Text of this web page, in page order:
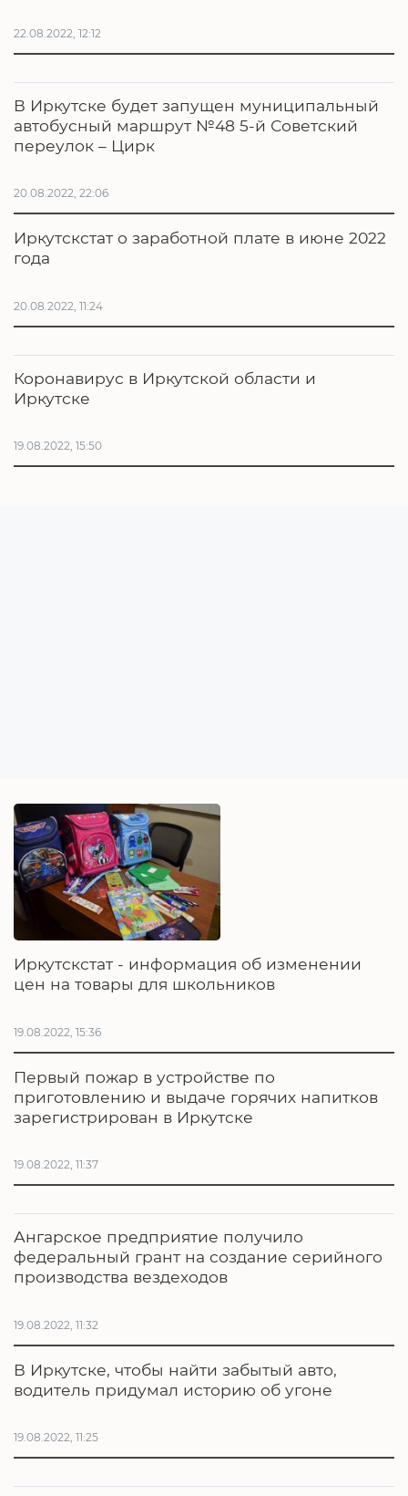
22.08.2022, 12:12
В Иркутске будет запущен муниципальный
автобусный маршрут №48 5-й Советский
переулок – Цирк
20.08.2022, 22:06
Иркутскстат о заработной плате в июне 2022
года
20.08.2022, 11:24
Коронавирус в Иркутской области и
Иркутске
19.08.2022, 15:50
Иркутскстат - информация об изменении
цен на товары для школьников
19.08.2022, 15:36
Первый пожар в устройстве по
приготовлению и выдаче горячих напитков
зарегистрирован в Иркутске
19.08.2022, 11:37
Ангарское предприятие получило
федеральный грант на создание серийного
производства вездеходов
19.08.2022, 11:32
В Иркутске, чтобы найти забытый авто,
водитель придумал историю об угоне
19.08.2022, 11:25